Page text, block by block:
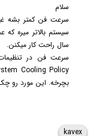
سلام
سرعت فن کمتر بشه
سال راحت کار میکنن.
سرعت فن در
بچرخه. این مورد رو
kavex